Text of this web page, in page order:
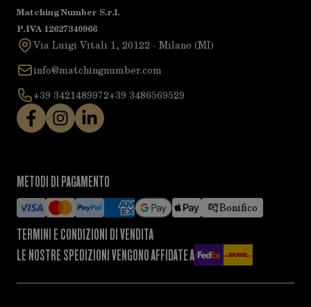
Matching Number S.r.l.
P.IVA 12627340966
Via Luigi Vitali 1, 20122 - Milano (MI)
info@matchingnumber.com
+39 3421489972+39 3486569529
METODI DI PAGAMENTO
Bonifico
TERMINI E CONDIZIONI DI VENDITA
LE NOSTRE SPEDIZIONI VENGONO AFFIDATE A